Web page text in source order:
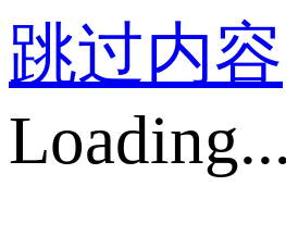
跳过内容
Loading...